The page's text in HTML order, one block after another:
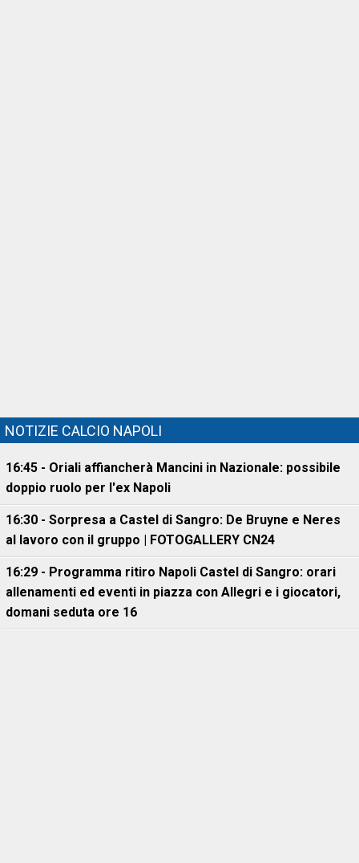
NOTIZIE CALCIO NAPOLI
16:45 - Oriali affiancherà Mancini in Nazionale: possibile
doppio ruolo per l'ex Napoli
16:30 - Sorpresa a Castel di Sangro: De Bruyne e Neres
al lavoro con il gruppo | FOTOGALLERY CN24
16:29 - Programma ritiro Napoli Castel di Sangro: orari
allenamenti ed eventi in piazza con Allegri e i giocatori,
domani seduta ore 16